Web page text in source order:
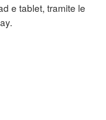
e tablet, tramite le